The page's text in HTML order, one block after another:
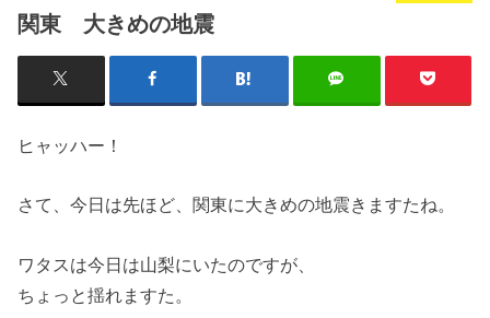
関東 大きめの地震
ヒャッハー！
さて、今日は先ほど、関東に大きめの地震きますたね。
ワタスは今日は山梨にいたのですが、
ちょっと揺れますた。